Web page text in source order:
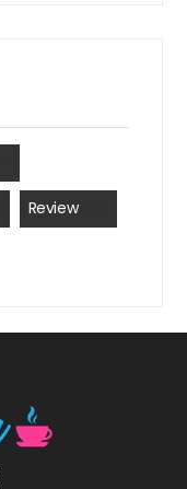
Review(15)